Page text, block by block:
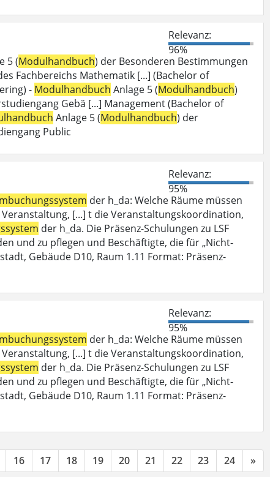
Relevanz:
96%
5 (Modulhandbuch) der Besonderen Bestimmungen
Fachbereichs Mathematik [...] (Bachelor of
- Modulhandbuch Anlage 5 (Modulhandbuch)
Gebä [...] Management (Bachelor of
Anlage 5 (Modulhandbuch) der
Public
Relevanz:
95%
der h_da: Welche Räume müssen
[...] t die Veranstaltungskoordination,
der h_da. Die Präsenz-Schulungen zu LSF
und zu pflegen und Beschäftigte, die für „Nicht-
Gebäude D10, Raum 1.11 Format: Präsenz-
Relevanz:
95%
der h_da: Welche Räume müssen
[...] t die Veranstaltungskoordination,
der h_da. Die Präsenz-Schulungen zu LSF
und zu pflegen und Beschäftigte, die für „Nicht-
Gebäude D10, Raum 1.11 Format: Präsenz-
16 17 18 19 20 21 22 23 24 »